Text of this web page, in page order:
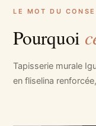
LE MOT DU
Pourquoi
Tapisserie murale
en fliselina